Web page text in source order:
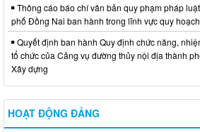
Thông cáo báo chí văn bản quy phạm pháp
phố Đồng Nai ban hành trong lĩnh vực quy
Quyết định ban hành Quy định chức năng,
tổ chức của Cảng vụ đường thủy nội địa thành
Xây dựng
HOẠT ĐỘNG ĐẢNG